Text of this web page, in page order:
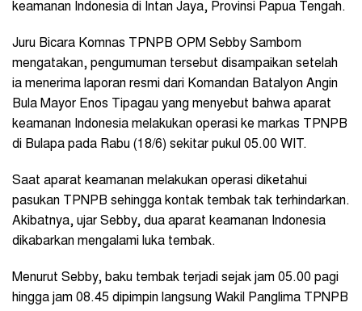
keamanan Indonesia di Intan Jaya, Provinsi Papua Tengah.
Juru Bicara Komnas TPNPB OPM Sebby Sambom
mengatakan, pengumuman tersebut disampaikan setelah
ia menerima laporan resmi dari Komandan Batalyon Angin
Bula Mayor Enos Tipagau yang menyebut bahwa aparat
keamanan Indonesia melakukan operasi ke markas TPNPB
di Bulapa pada Rabu (18/6) sekitar pukul 05.00 WIT.
Saat aparat keamanan melakukan operasi diketahui
pasukan TPNPB sehingga kontak tembak tak terhindarkan.
Akibatnya, ujar Sebby, dua aparat keamanan Indonesia
dikabarkan mengalami luka tembak.
Menurut Sebby, baku tembak terjadi sejak jam 05.00 pagi
hingga jam 08.45 dipimpin langsung Wakil Panglima TPNPB